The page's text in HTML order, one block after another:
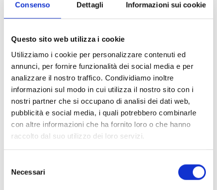
Consenso Dettagli Informazioni sui cookie
Questo sito web utilizza i cookie
Utilizziamo i cookie per personalizzare contenuti ed
annunci, per fornire funzionalità dei social media e per
analizzare il nostro traffico. Condividiamo inoltre
informazioni sul modo in cui utilizza il nostro sito con i
nostri partner che si occupano di analisi dei dati web,
pubblicità e social media, i quali potrebbero combinarle
con altre informazioni che ha fornito loro o che hanno
raccolto dal suo utilizzo dei loro servizi.
delNecessari
siano attive e in regola con l’iscrizione al Registro delle
Imprese, salvo regolarizzazione.
bando.
Entità del contributo
La dotazione finanziaria complessiva ammonta a
67.000 Euro.
A tutti gli interventi si applicano le seguenti condizioni:
Programma di spesa minimo ammissibile (Iva
Percentuale massima del contributo